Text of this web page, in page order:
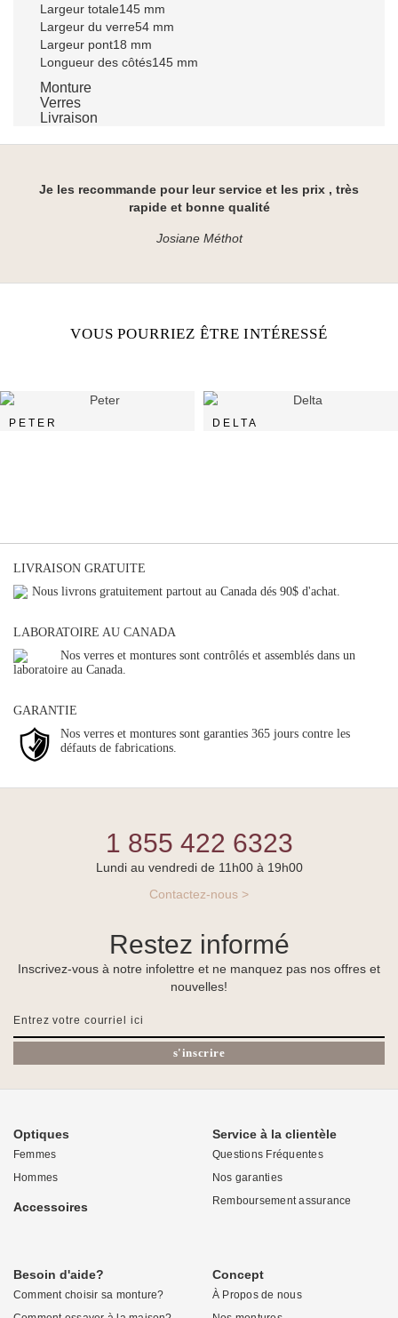
Largeur totale145 mm
Largeur du verre54 mm
Largeur pont18 mm
Longueur des côtés145 mm
Monture
Verres
Livraison
Je les recommande pour leur service et les prix , très
rapide et bonne qualité
Josiane Méthot
VOUS POURRIEZ ÊTRE INTÉRESSÉ
PETER DELTA
LIVRAISON GRATUITE
Nous livrons gratuitement partout au Canada dés 90$ d'achat.
LABORATOIRE AU CANADA
Nos verres et montures sont contrôlés et assemblés dans un
laboratoire au Canada.
GARANTIE
Nos verres et montures sont garanties 365 jours contre les
défauts de fabrications.
1 855 422 6323
Lundi au vendredi de 11h00 à 19h00
Contactez-nous >
Restez informé
Inscrivez-vous à notre infolettre et ne manquez pas nos offres et
nouvelles!
s'inscrire
Optiques
Femmes
Hommes
Accessoires
Service à la clientèle
Questions Fréquentes
Nos garanties
Remboursement assurance
Besoin d'aide?
Comment choisir sa monture?
Concept
À Propos de nous